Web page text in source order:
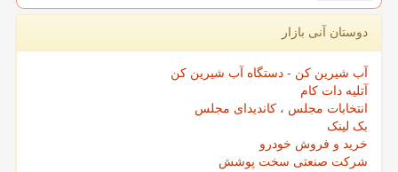
دوستان آنی بازار
آب شیرین کن - دستگاه آب شیرین کن
آتلیه دات کام
انتخابات مجلس ، کاندیدای مجلس
بک لینک
خرید و فروش خودرو
شرکت صنعتی سخت پوشش